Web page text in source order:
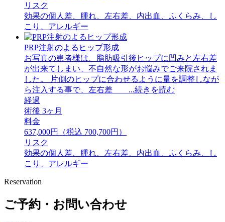
リスク
効果の個人差、腫れ、左右差、内出血、ふくらみ、し
こり、アレルギー
PRP注射のよるヒップ形成
お写真の患者様は、脂肪吸引後ヒップに凹みと左右差
が出来てしまい、不自然な形がお悩みでご来院されま
した。 片側のヒップに合わせるように量を調整しなが
ら注入する事で、左右差 ...続きを読む
経過
術後 3ヶ月
料金
637,000円（税込 700,700円）
リスク
効果の個人差、腫れ、左右差、内出血、ふくらみ、し
こり、アレルギー
Reservation
ご予約・お問い合わせ